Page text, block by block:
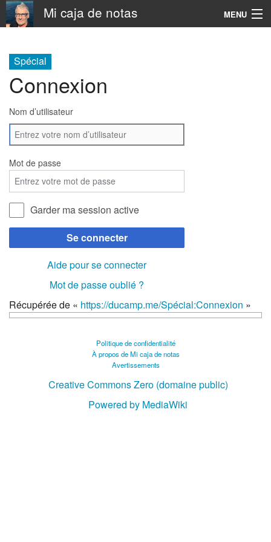
Mi caja de notas MENU
Spécial
Connexion
Nom d’utilisateur
Mot de passe
Garder ma session active
Se connecter
Aide pour se connecter
Mot de passe oublié ?
Récupérée de « https://ducamp.me/Spécial:Connexion »
Politique de confidentialité
À propos de Mi caja de notas
Avertissements
Creative Commons Zero (domaine public)
Powered by MediaWiki